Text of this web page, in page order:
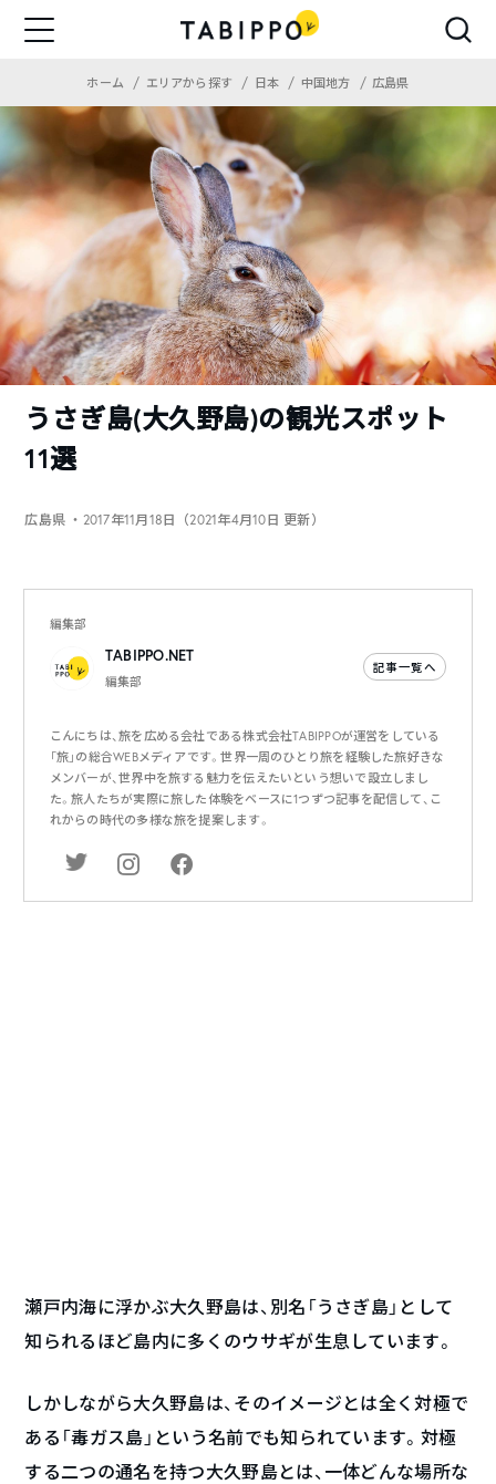
ホーム エリアから探す 日本 中国地方 広島県
うさぎ島(大久野島)の観光スポット
11選
広島県 ・2017年11月18日（2021年4月10日 更新）
編集部
TABIPPO.NET
編集部
記事一覧へ
こんにちは、旅を広める会社である株式会社TABIPPOが運営をしている
「旅」の総合WEBメディアです。世界一周のひとり旅を経験した旅好きな
メンバーが、世界中を旅する魅力を伝えたいという想いで設立しまし
た。旅人たちが実際に旅した体験をベースに1つずつ記事を配信して、こ
れからの時代の多様な旅を提案します。
瀬戸内海に浮かぶ大久野島は、別名「うさぎ島」として
知られるほど島内に多くのウサギが生息しています。
しかしながら大久野島は、そのイメージとは全く対極で
ある「毒ガス島」という名前でも知られています。対極
する二つの通名を持つ大久野島とは、一体どんな場所な